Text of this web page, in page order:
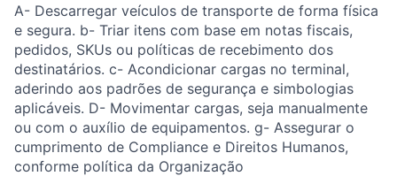
A- Descarregar veículos de transporte de forma física
e segura. b- Triar itens com base em notas fiscais,
pedidos, SKUs ou políticas de recebimento dos
destinatários. c- Acondicionar cargas no terminal,
aderindo aos padrões de segurança e simbologias
aplicáveis. D- Movimentar cargas, seja manualmente
ou com o auxílio de equipamentos. g- Assegurar o
cumprimento de Compliance e Direitos Humanos,
conforme política da Organização